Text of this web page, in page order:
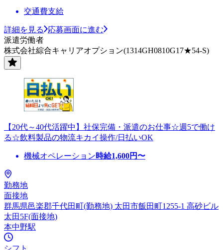
交通費支給
詳細を見る
応募画面に進む
派遣労働者
株式会社綜合キャリアオプション(1314GH0810G17★54-S)
【20代～40代活躍中】社保完備・派遣のお仕事☆週5で働け
る☆飲料製品の物流キカイ操作/日払いOK
機械オペレーション時給1,600円〜
勤務地
面接地
群馬県邑楽郡千代田町(勤務地) 太田市飯田町1255-1 高砂ビル
太田5F(面接地)
本中野駅
シフト